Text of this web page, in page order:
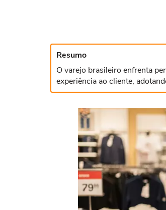
Resumo
O varejo brasileiro enfrenta
experiência ao cliente,